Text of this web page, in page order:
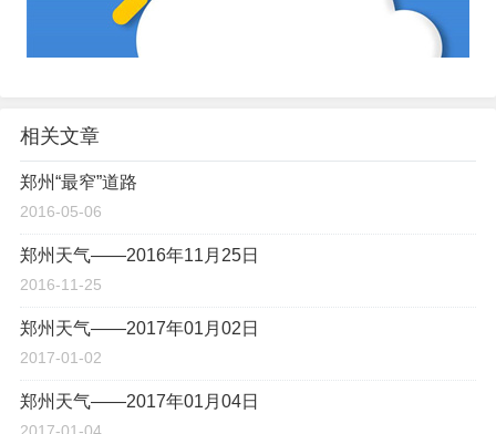
相关文章
郑州“最窄”道路
2016-05-06
郑州天气——2016年11月25日
2016-11-25
郑州天气——2017年01月02日
2017-01-02
郑州天气——2017年01月04日